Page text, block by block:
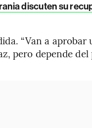
discuten su
“Van a aprobar
pero depende del